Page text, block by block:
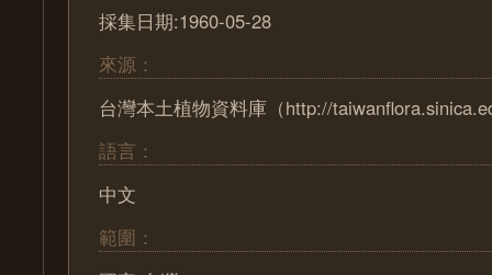
採集日期:1960-05-28
來源：
台灣本土植物資料庫（http://
語言：
中文
範圍：